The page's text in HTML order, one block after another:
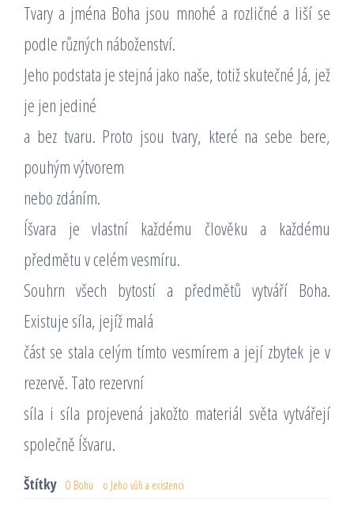
Tvary a jména Boha jsou mnohé a rozličné a liší se
podle různých náboženství.
Jeho podstata je stejná jako naše, totiž skutečné Já, jež
je jen jediné
a bez tvaru. Proto jsou tvary, které na sebe bere,
pouhým výtvorem
nebo zdáním.
Íšvara je vlastní každému člověku a každému
předmětu v celém vesmíru.
Souhrn všech bytostí a předmětů vytváří Boha.
Existuje síla, jejíž malá
část se stala celým tímto vesmírem a její zbytek je v
rezervě. Tato rezervní
síla i síla projevená jakožto materiál světa vytvářejí
společně Íšvaru.
Štítky O Bohu o Jeho vůli a existenci